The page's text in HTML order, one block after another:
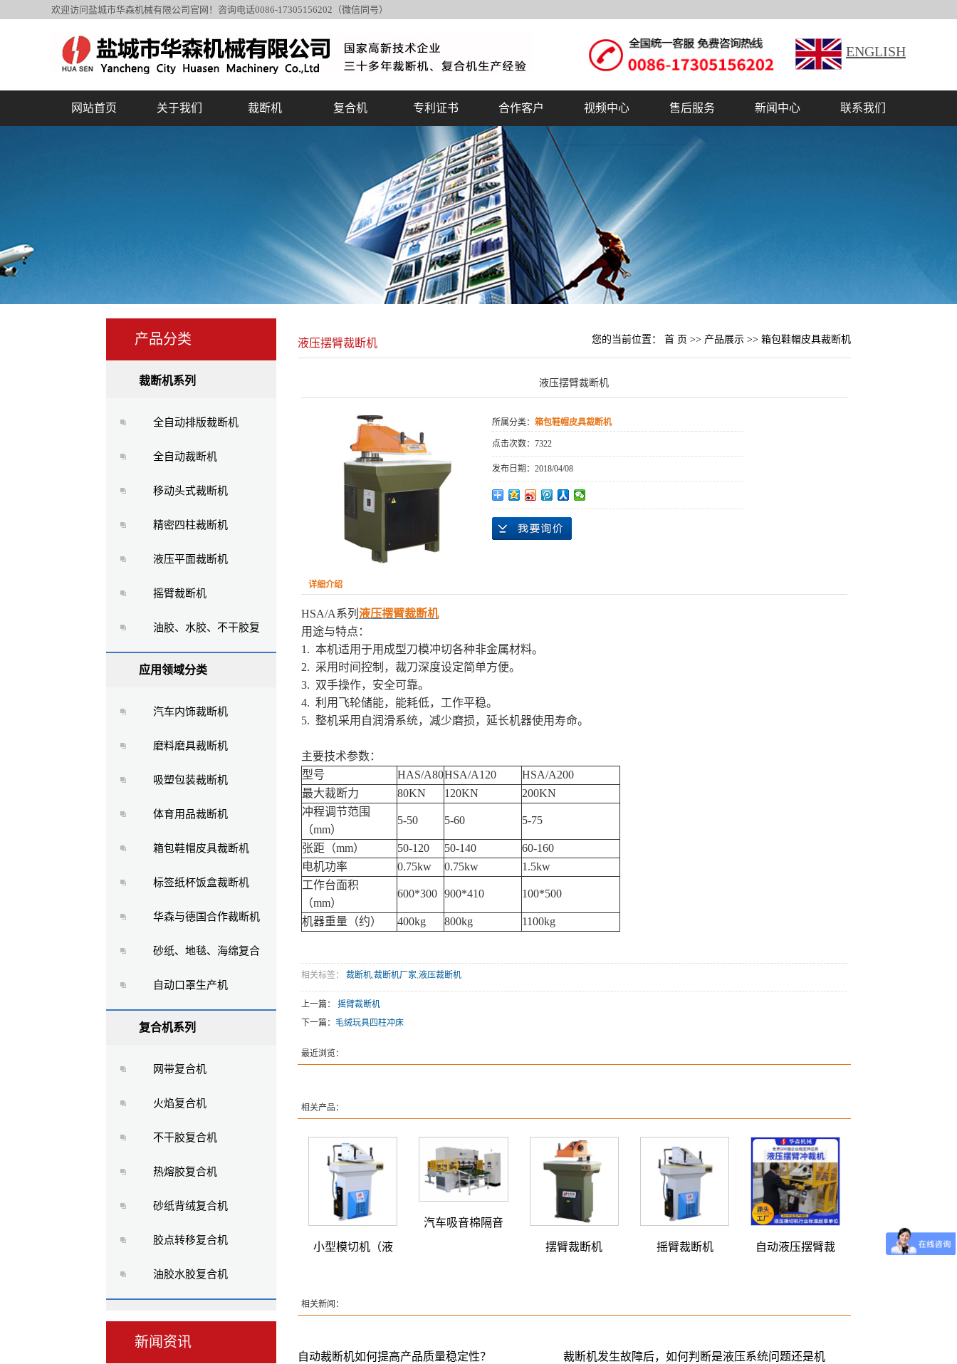
欢迎访问盐城市华森机械有限公司官网！咨询电话0086-17305156202（微信同号）
ENGLISH
网站首页 关于我们 裁断机 复合机
吸塑包装裁断机
体育用品裁断机
箱包鞋帽皮具裁
标签纸杯饭盒裁
华森与德国合作
自动口罩生产机
专利证书 合作客户
销售网络
合作伙伴
视频中心 售后服务 新闻中心 联系我们
产品分类
裁断机系列
全自动排版裁断机
全自动裁断机
移动头式裁断机
精密四柱裁断机
液压平面裁断机
摇臂裁断机
油胶、水胶、不干胶复
应用领域分类
汽车内饰裁断机
磨料磨具裁断机
吸塑包装裁断机
体育用品裁断机
箱包鞋帽皮具裁断机
标签纸杯饭盒裁断机
华森与德国合作裁断机
砂纸、地毯、海绵复合
自动口罩生产机
复合机系列
网带复合机
火焰复合机
不干胶复合机
热熔胶复合机
砂纸背绒复合机
胶点转移复合机
油胶水胶复合机
新闻资讯
液压摆臂裁断机 您的当前位置： 首 页 >> 产品展示>> 箱包鞋帽皮具裁断机
液压摆臂裁断机
所属分类：箱包鞋帽皮具裁断机
点击次数：7322
发布日期：2018/04/08
详细介绍
HSA/A系列液压摆臂裁断机
用途与特点：
1. 本机适用于用成型刀模冲切各种非金属材料。
2. 采用时间控制，裁刀深度设定简单方便。
3. 双手操作，安全可靠。
4. 利用飞轮储能，能耗低，工作平稳。
5. 整机采用自润滑系统，减少磨损，延长机器使用寿命。
主要技术参数：
型号
HAS/A80HSA/A120
HSA/A200
最大裁断力
80KN 120KN
200KN
冲程调节范围
（mm）
5-50 5-60 5-75
张距（mm） 50-120 50-140
60-160
电机功率
0.75kw 0.75kw
1.5kw
工作台面积
（mm）
600*300 900*410 100*500
机器重量（约） 400kg 800kg 1100kg
相关标签：裁断机,裁断机厂家,液压裁断机
上一篇：摇臂裁断机
下一篇：毛绒玩具四柱冲床
最近浏览：
相关产品：
小型模切机（液
汽车吸音棉隔音
摆臂裁断机 摇臂裁断机 自动液压摆臂裁
相关新闻：
自动裁断机如何提高产品质量稳定性？ 裁断机发生故障后，如何判断是液压系统问题还是机